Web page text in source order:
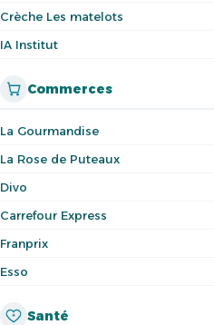
Crèche Les matelots
IA Institut
Commerces
La Gourmandise
La Rose de Puteaux
Divo
Carrefour Express
Franprix
Esso
Santé